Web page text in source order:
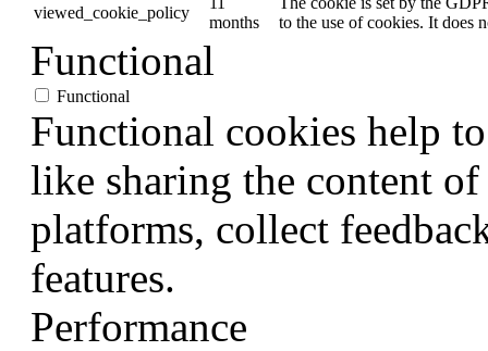
viewed_cookie_policy
months
to the use of cookies. It does
Functional
Functional
Functional cookies help
like sharing the content
platforms, collect
features.
Performance